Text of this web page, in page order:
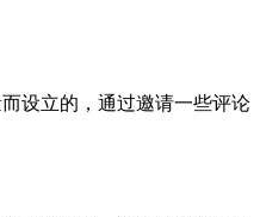
设立的，通过邀请一些评论